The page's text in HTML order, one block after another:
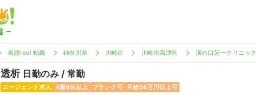
看護roo! 転職 神奈川県 川崎市 川崎市高津区 溝の口第一クリニック
透析日勤のみ / 常勤
エージェント求人 4週8休以上 ブランク可 月給36万円以上可